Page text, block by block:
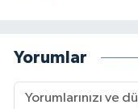
Yorumlar